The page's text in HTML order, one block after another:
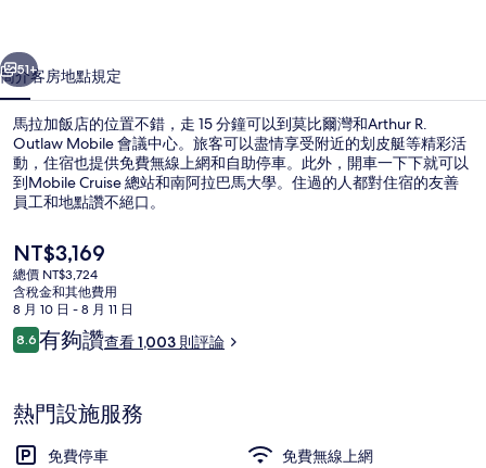
片
集
個 下一個
51+
簡介客房地點規定
馬拉加飯店的位置不錯，走 15 分鐘可以到莫比爾灣和Arthur R.
Outlaw Mobile 會議中心。旅客可以盡情享受附近的划皮艇等精彩活
動，住宿也提供免費無線上網和自助停車。此外，開車一下下就可以
到Mobile Cruise 總站和南阿拉巴馬大學。住過的人都對住宿的友善
員工和地點讚不絕口。
目
前
的
價
格
是
NT$3,169
總價 NT$3,724
含稅金和其他費用
8 月 10 日 - 8 月 11 日
評
論
8.68.6 分，滿分 10 分，
有夠讚查看 1,003 則評論
熱門設施服務
免費停車
免費無線上網